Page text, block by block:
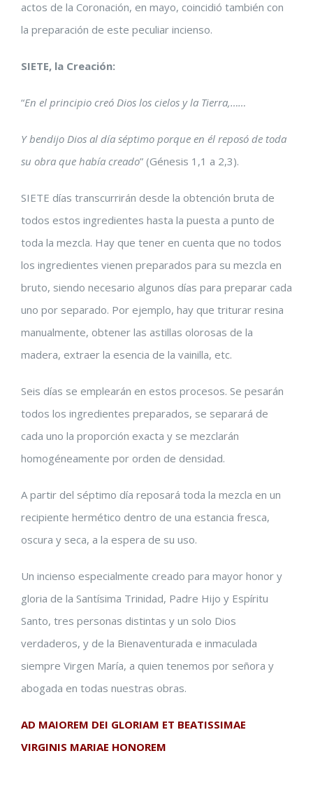
actos de la Coronación, en mayo, coincidió también con
la preparación de este peculiar incienso.
SIETE, la Creación:
“En el principio creó Dios los cielos y la Tierra,……
Y bendijo Dios al día séptimo porque en él reposó de toda
su obra que había creado” (Génesis 1,1 a 2,3).
SIETE días transcurrirán desde la obtención bruta de
todos estos ingredientes hasta la puesta a punto de
toda la mezcla. Hay que tener en cuenta que no todos
los ingredientes vienen preparados para su mezcla en
bruto, siendo necesario algunos días para preparar cada
uno por separado. Por ejemplo, hay que triturar resina
manualmente, obtener las astillas olorosas de la
madera, extraer la esencia de la vainilla, etc.
Seis días se emplearán en estos procesos. Se pesarán
todos los ingredientes preparados, se separará de
cada uno la proporción exacta y se mezclarán
homogéneamente por orden de densidad.
A partir del séptimo día reposará toda la mezcla en un
recipiente hermético dentro de una estancia fresca,
oscura y seca, a la espera de su uso.
Un incienso especialmente creado para mayor honor y
gloria de la Santísima Trinidad, Padre Hijo y Espíritu
Santo, tres personas distintas y un solo Dios
verdaderos, y de la Bienaventurada e inmaculada
siempre Virgen María, a quien tenemos por señora y
abogada en todas nuestras obras.
AD MAIOREM DEI GLORIAM ET BEATISSIMAE
VIRGINIS MARIAE HONOREM